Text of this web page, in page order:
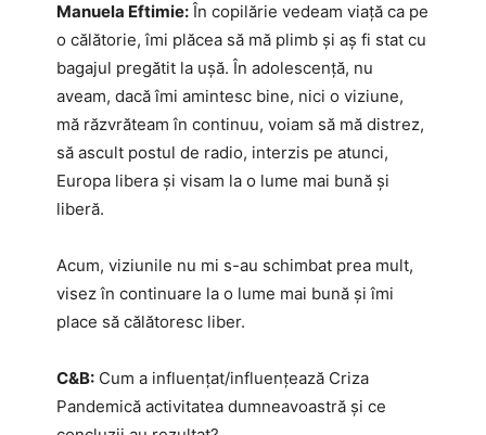
Manuela Eftimie: În copilărie vedeam viață ca pe
o călătorie, îmi plăcea să mă plimb și aș fi stat cu
bagajul pregătit la ușă. În adolescență, nu
aveam, dacă îmi amintesc bine, nici o viziune,
mă răzvrăteam în continuu, voiam să mă distrez,
să ascult postul de radio, interzis pe atunci,
Europa libera și visam la o lume mai bună și
liberă.
Acum, viziunile nu mi s-au schimbat prea mult,
visez în continuare la o lume mai bună și îmi
place să călătoresc liber.
C&B: Cum a influențat/influențează Criza
Pandemică activitatea dumneavoastră și ce